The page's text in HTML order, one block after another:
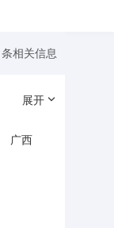
条相关信息
展开
广西